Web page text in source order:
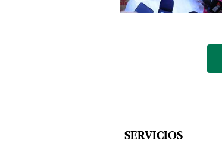
SERVICIOS